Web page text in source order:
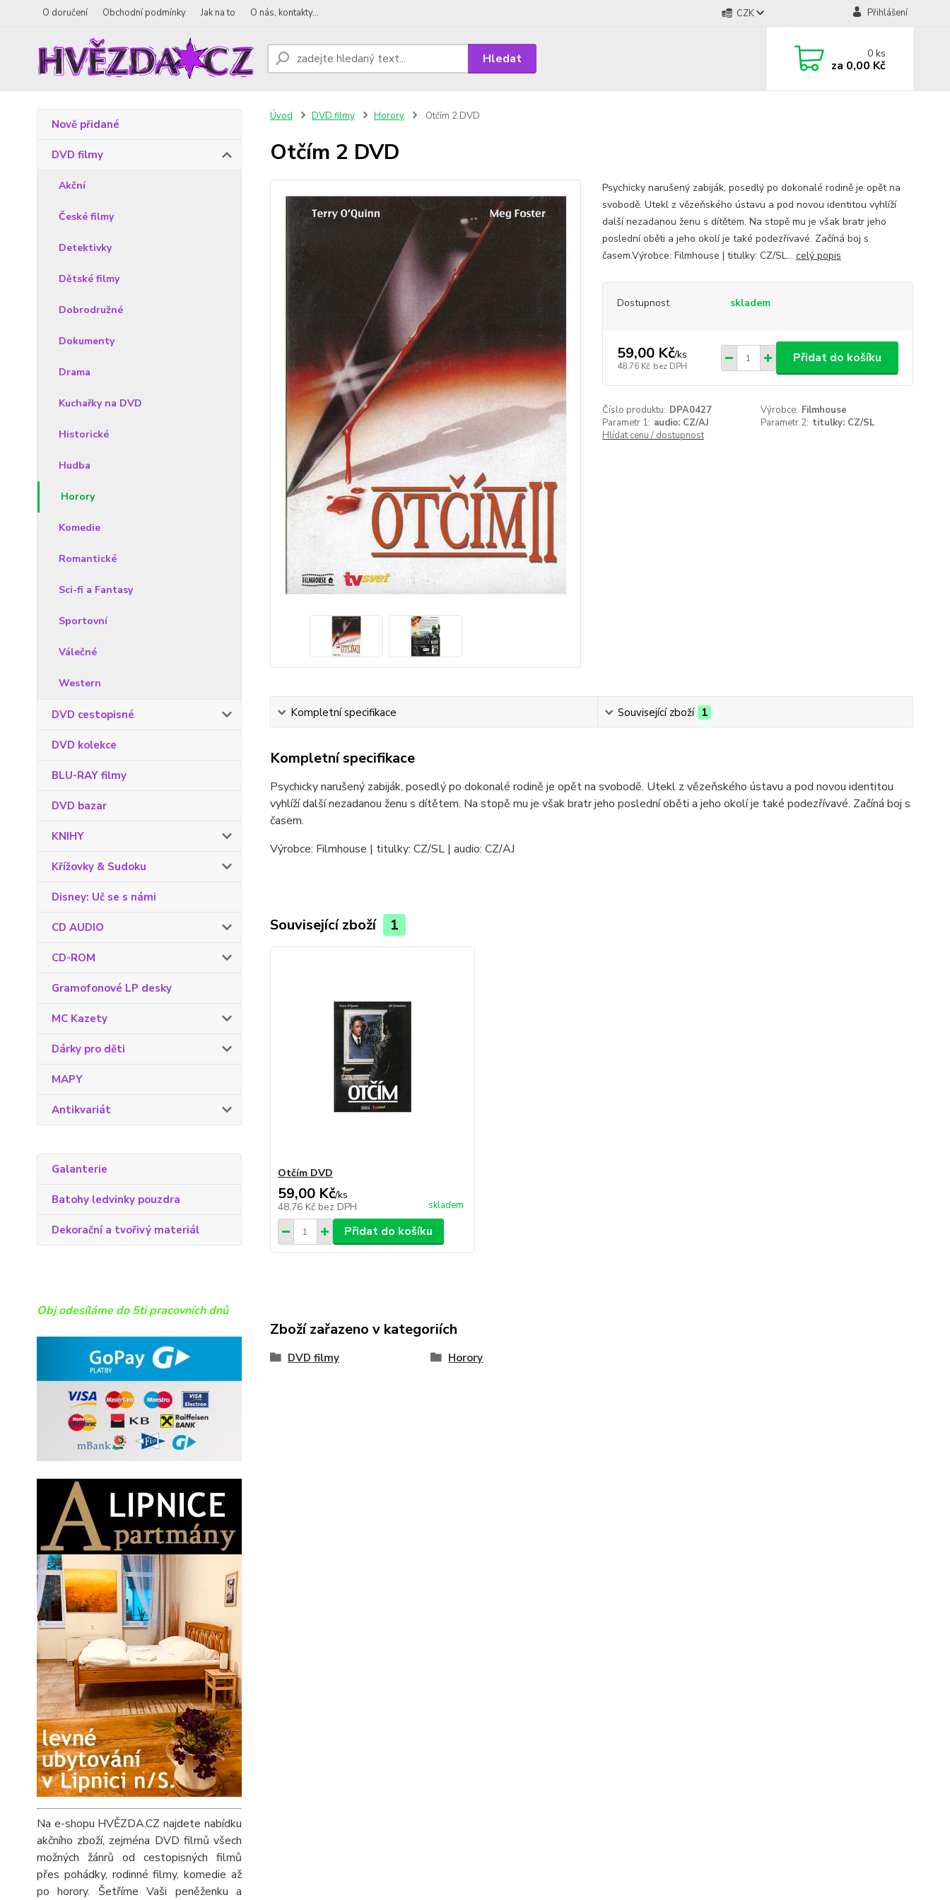
O doručení Obchodní podmínky Jak na to O nás, kontakty... CZK Přihlášení
Hledat 0ks
za 0,00 Kč
Nově přidané
DVD filmy
Akční
České filmy
Detektivky
Dětské filmy
Dobrodružné
Dokumenty
Drama
Kuchařky na DVD
Historické
Hudba
Horory
Komedie
Romantické
Sci-fi a Fantasy
Sportovní
Válečné
Western
DVD cestopisné
DVD kolekce
BLU-RAY filmy
DVD bazar
KNIHY
Křížovky & Sudoku
Disney: Uč se s námi
CD AUDIO
CD-ROM
Gramofonové LP desky
MC Kazety
Dárky pro děti
MAPY
Antikvariát
Galanterie
Batohy ledvinky pouzdra
Dekorační a tvořivý materiál
Obj odesíláme do 5ti pracovních dnů
Na e-shopu HVĚZDA.CZ najdete nabídku
akčního zboží, zejména DVD filmů všech
možných žánrů od cestopisných filmů
přes pohádky, rodinné filmy, komedie až
po horory. Šetříme Vaši peněženku a
Úvod DVD filmy Horory Otčím 2 DVD
Otčím 2 DVD
Psychicky narušený zabiják, posedlý po dokonalé rodině je opět na
svobodě. Utekl z vězeňského ústavu a pod novou identitou vyhlíží
další nezadanou ženu s dítětem. Na stopě mu je však bratr jeho
poslední oběti a jeho okolí je také podezřívavé. Začíná boj s
časem.Výrobce: Filmhouse | titulky: CZ/SL... celý popis
Dostupnost skladem
59,00 Kč/ks
48,76 Kč bez DPH
Přidat do košíku
Číslo produktu: DPA0427 Výrobce: Filmhouse
Parametr 1: audio: CZ/AJ Parametr 2: titulky: CZ/SL
Hlídat cenu / dostupnost
Kompletní specifikace Související zboží 1
Kompletní specifikace
Psychicky narušený zabiják, posedlý po dokonalé rodině je opět na svobodě. Utekl z vězeňského ústavu a pod novou identitou
vyhlíží další nezadanou ženu s dítětem. Na stopě mu je však bratr jeho poslední oběti a jeho okolí je také podezřívavé. Začíná boj s
časem.
Výrobce: Filmhouse | titulky: CZ/SL | audio: CZ/AJ
Související zboží 1
Otčím DVD
59,00 Kč/ks
48,76 Kč bez DPH skladem
Přidat do košíku
Zboží zařazeno v kategoriích
DVD filmy Horory